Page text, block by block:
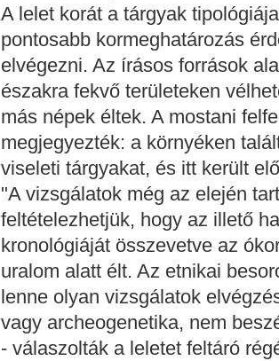
A lelet korát a tárgyak
pontosabb kormeghatározás
elvégezni. Az írásos források
északra fekvő területeken
más népek éltek. A mostani
megjegyezték: a környéken
viseleti tárgyakat, és itt került
"A vizsgálatok még az elején
feltételezhetjük, hogy az illető
kronológiáját összevetve az
uralom alatt élt. Az etnikai
lenne olyan vizsgálatok
vagy archeogenetika, nem
- válaszolták a leletet feltáró